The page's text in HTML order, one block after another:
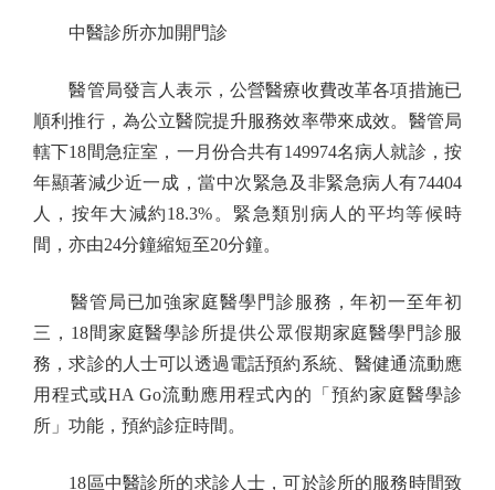
中醫診所亦加開門診
醫管局發言人表示，公營醫療收費改革各項措施已
順利推行，為公立醫院提升服務效率帶來成效。醫管局
轄下18間急症室，一月份合共有149974名病人就診，按
年顯著減少近一成，當中次緊急及非緊急病人有74404
人，按年大減約18.3%。緊急類別病人的平均等候時
間，亦由24分鐘縮短至20分鐘。
醫管局已加強家庭醫學門診服務，年初一至年初
三，18間家庭醫學診所提供公眾假期家庭醫學門診服
務，求診的人士可以透過電話預約系統、醫健通流動應
用程式或HA Go流動應用程式內的「預約家庭醫學診
所」功能，預約診症時間。
18區中醫診所的求診人士，可於診所的服務時間致